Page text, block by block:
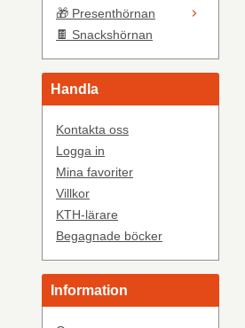
🎁 Presenthörnan
🍫 Snackshörnan
Handla
Kontakta oss
Logga in
Mina favoriter
Villkor
KTH-lärare
Begagnade böcker
Information